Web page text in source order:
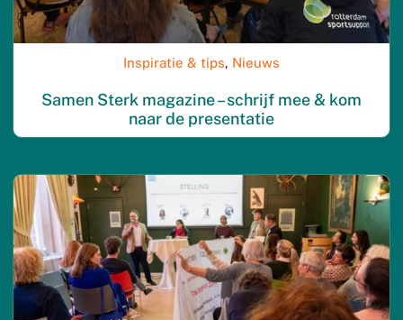
Inspiratie & tips, Nieuws
Samen Sterk magazine – schrijf mee & kom
naar de presentatie